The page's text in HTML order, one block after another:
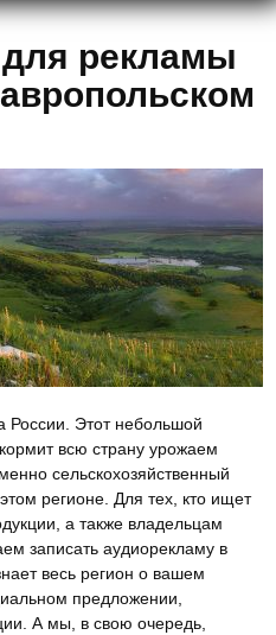
рекламы
России. Этот небольшой
всю страну урожаем
сельскохозяйственный
регионе. Для тех, кто ищет
а также владельцам
записать аудиорекламу в
весь регион о вашем
предложении,
А мы, в свою очередь,